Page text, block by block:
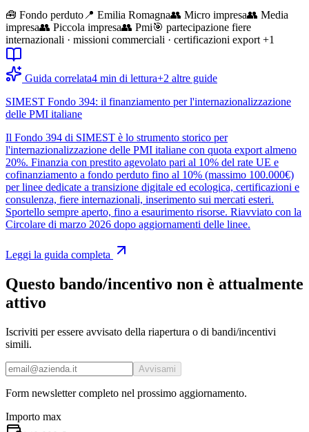
🧰 Fondo perduto 📍 Emilia Romagna👥 Micro impresa👥 Media
impresa👥 Piccola impresa👥 Pmi🎯 partecipazione fiere
internazionali · missioni commerciali · certificazioni export +1
Guida correlata4 min di lettura+2 altre guide
SIMEST Fondo 394: il finanziamento per l'internazionalizzazione
delle PMI italiane
Il Fondo 394 di SIMEST è lo strumento storico per
l'internazionalizzazione delle PMI italiane con quota export almeno
20%. Finanzia con prestito agevolato pari al 10% del rate UE e
cofinanziamento a fondo perduto fino al 10% (massimo 100.000€)
per linee dedicate a transizione digitale ed ecologica, certificazioni e
consulenza, fiere internazionali, inserimento sui mercati esteri.
Sportello sempre aperto, fino a esaurimento risorse. Riavviato con la
Circolare di marzo 2026 dopo aggiornamenti delle linee.
Leggi la guida completa
Questo bando/incentivo non è attualmente
attivo
Iscriviti per essere avvisato della riapertura o di bandi/incentivi
simili.
Avvisami
Form newsletter completo nel prossimo aggiornamento.
Importo max